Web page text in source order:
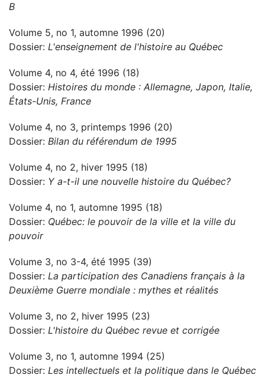
B
Volume 5, no 1, automne 1996 (20)
Dossier: L'enseignement de l'histoire au Québec
Volume 4, no 4, été 1996 (18)
Dossier: Histoires du monde : Allemagne, Japon, Italie,
États-Unis, France
Volume 4, no 3, printemps 1996 (20)
Dossier: Bilan du référendum de 1995
Volume 4, no 2, hiver 1995 (18)
Dossier: Y a-t-il une nouvelle histoire du Québec?
Volume 4, no 1, automne 1995 (18)
Dossier: Québec: le pouvoir de la ville et la ville du
pouvoir
Volume 3, no 3-4, été 1995 (39)
Dossier: La participation des Canadiens français à la
Deuxième Guerre mondiale : mythes et réalités
Volume 3, no 2, hiver 1995 (23)
Dossier: L'histoire du Québec revue et corrigée
Volume 3, no 1, automne 1994 (25)
Dossier: Les intellectuels et la politique dans le Québec